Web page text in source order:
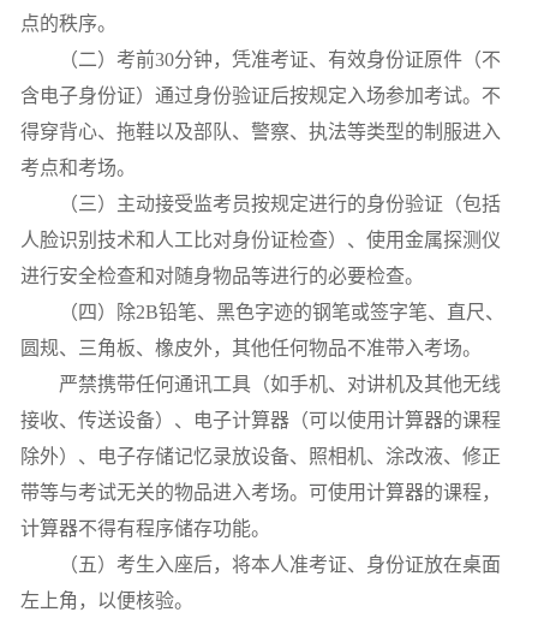
点的秩序。
（二）考前30分钟，凭准考证、有效身份证原件（不
含电子身份证）通过身份验证后按规定入场参加考试。不
得穿背心、拖鞋以及部队、警察、执法等类型的制服进入
考点和考场。
（三）主动接受监考员按规定进行的身份验证（包括
人脸识别技术和人工比对身份证检查）、使用金属探测仪
进行安全检查和对随身物品等进行的必要检查。
（四）除2B铅笔、黑色字迹的钢笔或签字笔、直尺、
圆规、三角板、橡皮外，其他任何物品不准带入考场。
严禁携带任何通讯工具（如手机、对讲机及其他无线
接收、传送设备）、电子计算器（可以使用计算器的课程
除外）、电子存储记忆录放设备、照相机、涂改液、修正
带等与考试无关的物品进入考场。可使用计算器的课程，
计算器不得有程序储存功能。
（五）考生入座后，将本人准考证、身份证放在桌面
左上角，以便核验。